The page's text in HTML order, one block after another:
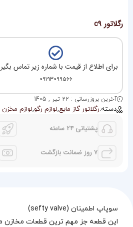
رگلاتور c9
برای اطلاع از قیمت با شماره زیر تماس
09193099566
آخرین بروزرسانی : 22 تیر , 1405
دسته:رگلاتور گاز مایع,لوازم رگو,لوازم مخزن
پشتیانی 24 ساعته
7 روز ضمانت بازگشت
سوپاپ اطمینان (sefty valve)
این قطعه جز مهم ترین قطعات مخازن